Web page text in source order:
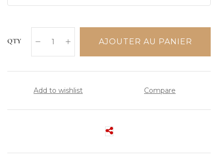
QTY AJOUTER AU PANIER
Add to wishlist Compare